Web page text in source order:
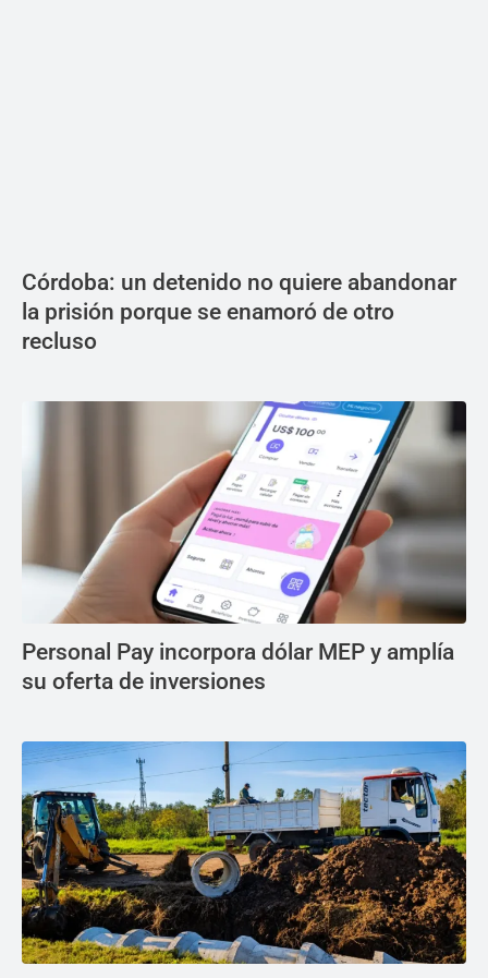
Córdoba: un detenido no quiere abandonar
la prisión porque se enamoró de otro
recluso
Personal Pay incorpora dólar MEP y amplía
su oferta de inversiones